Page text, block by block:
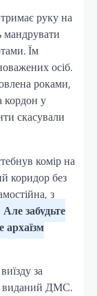
руку на
мандрувати
Їм
осіб.
роками,
кордон у
скасували
комір на
коридор без
з
Але забудьте
архаїзм
за
виданий ДМС.